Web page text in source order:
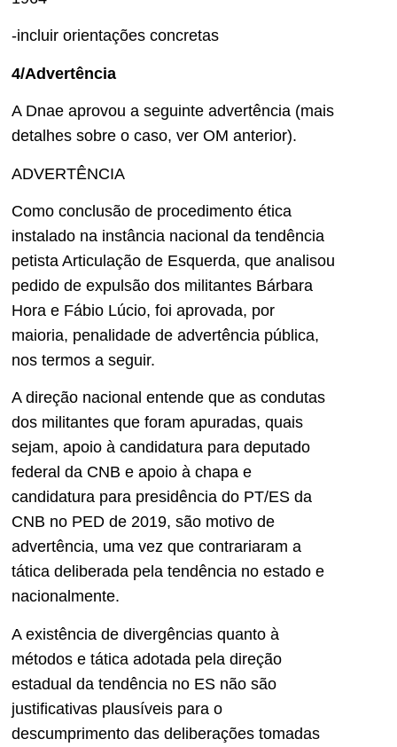
-incluir orientações concretas
4/Advertência
A Dnae aprovou a seguinte advertência (mais
detalhes sobre o caso, ver OM anterior).
ADVERTÊNCIA
Como conclusão de procedimento ética
instalado na instância nacional da tendência
petista Articulação de Esquerda, que analisou
pedido de expulsão dos militantes Bárbara
Hora e Fábio Lúcio, foi aprovada, por
maioria, penalidade de advertência pública,
nos termos a seguir.
A direção nacional entende que as condutas
dos militantes que foram apuradas, quais
sejam, apoio à candidatura para deputado
federal da CNB e apoio à chapa e
candidatura para presidência do PT/ES da
CNB no PED de 2019, são motivo de
advertência, uma vez que contrariaram a
tática deliberada pela tendência no estado e
nacionalmente.
A existência de divergências quanto à
métodos e tática adotada pela direção
estadual da tendência no ES não são
justificativas plausíveis para o
descumprimento das deliberações tomadas